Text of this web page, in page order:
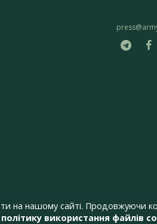
нашому сайті. Продовжуючи
політику використання файлів